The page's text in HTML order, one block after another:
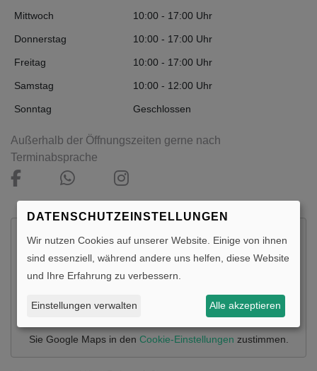
Mittwoch 10:00 - 17:00 Uhr
Donnerstag 10:00 - 17:00 Uhr
Freitag 10:00 - 17:00 Uhr
Samstag 10:00 - 12:00 Uhr
Sonntag Geschlossen
Außerhalb der Öffnungszeiten gerne nach
Terminabsprache
Möchten Sie von Google Maps
bereitgestellte externe Inhalte
laden?
Ja
Sie Google Mapsin den Cookie-Einstellungen zustimmen.
DATENSCHUTZEINSTELLUNGEN
Wir nutzen Cookies auf unserer Website. Einige von ihnen
sind essenziell, während andere uns helfen, diese Website
und Ihre Erfahrung zu verbessern.
Einstellungen verwalten Alle akzeptieren